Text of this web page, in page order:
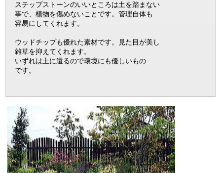
ステップストーンのいいところは土を踏まない
事で、植物を傷めないことです。管理自体も
容易にしてくれます。
ウッドチップも優れた素材です。見た目が美し
雑草を抑えてくれます。
いずれは土に還るので環境にも優しいもの
です。